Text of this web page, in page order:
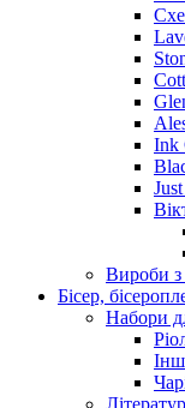
Ink
Вироби
Бісер,
Набори